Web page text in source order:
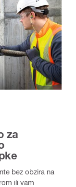
za
bez obzira na
ili vam